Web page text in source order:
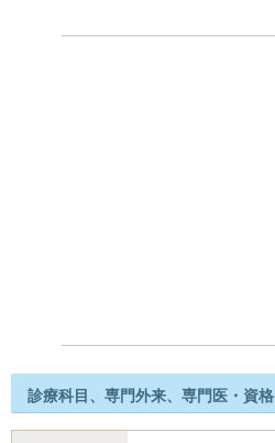
診療科目、専門外来、専門医・資格